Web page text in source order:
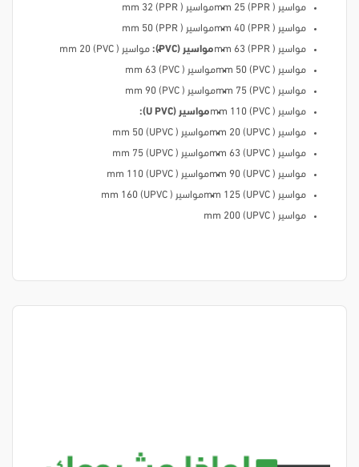
مواسير ( mm 25 (PPR
مواسير ( mm 32 (PPR
مواسير ( mm 40 (PPR
مواسير ( mm 50 (PPR
مواسير ( mm 63 (PPR
مواسير (PVC):
مواسير ( mm 20 (PVC
مواسير ( mm 50 (PVC
مواسير ( mm 63 (PVC
مواسير ( mm 75 (PVC
مواسير ( mm 90 (PVC
مواسير ( mm 110 (PVC
مواسير (U PVC):
مواسير ( mm 20 (UPVC
مواسير ( mm 50 (UPVC
مواسير ( mm 63 (UPVC
مواسير ( mm 75 (UPVC
مواسير ( mm 90 (UPVC
مواسير ( mm 110 (UPVC
مواسير ( mm 125 (UPVC
مواسير ( mm 160 (UPVC
مواسير ( mm 200 (UPVC